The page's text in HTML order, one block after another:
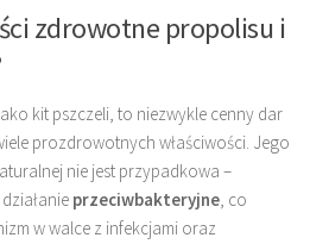
zdrowotne propolisu i
kit pszczeli, to niezwykle cenny dar
prozdrowotnych właściwości. Jego
nie jest przypadkowa –
przeciwbakteryjne, co
w walce z infekcjami oraz